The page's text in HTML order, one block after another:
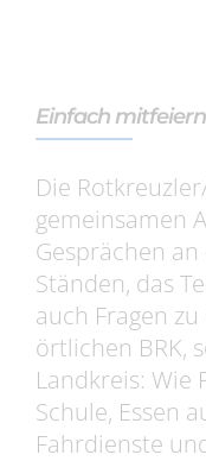
Einfach
Die
gemeinsamen
Gesprächen
Ständen, das
auch Fragen
örtlichen BRK,
Landkreis: Wie
Schule, Essen
Fahrdienste